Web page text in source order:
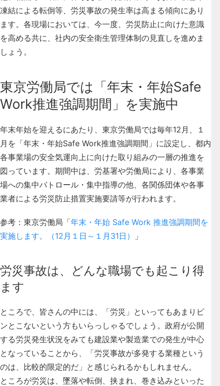
凍結による転倒等、労災事故の発生率は高まる傾向にあり
ます。 各現場においては、今一度、労災防止に向けた意識
を高める共に、社内の安全衛生管理体制の見直しを進めま
しょう。
東京労働局では「年末・年始Safe
Work推進強調期間」を実施中
年末年始を迎えるにあたり、東京労働局では毎年12月、１
月を「年末・年始Safe Work推進強調期間」に設定し、都内
各事業場の安全気運向上に向けた取り組みの一層の推進を
図っています。 期間中は、労基署や労働局により、各事業
場への集中パトロール・集中指導の他、各関係団体や各事
業者による労災防止措置実施要請等が行われます。
参考：東京労働局「年末・年始 Safe Work 推進強調期間を
実施します。（12月１日～１月31日）
」
労災事故は、どんな職場でも起こり得
ます
ところで、皆さんの中には、「労災」といってもあまりピ
ンとこないという方もいらっしゃるでしょう。政府が公開
する労災発生状況をみても建設業や製造業での発生が中心
となっていることから、「労災事故が多発する業種という
のは、比較的限定的だ」と感じられるかもしれません。
ところが労災は、 墜落や転倒、挟まれ、巻き込みといった